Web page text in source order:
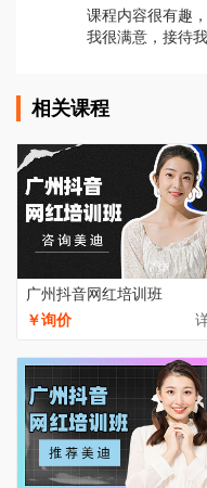
课程内容很有趣
我很满意，接待
相关课程
广州抖音网红培训班
￥询价